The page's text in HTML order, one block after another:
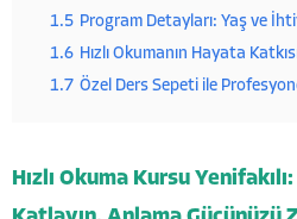
1.5 Program Detayları: Yaş ve
1.6 Hızlı Okumanın Hayata
1.7 Özel Ders Sepeti ile
Hızlı Okuma Kursu Yenifakılı: